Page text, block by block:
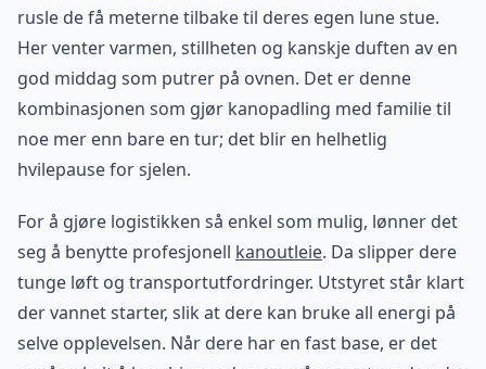
rusle de få meterne tilbake til deres egen lune stue.
Her venter varmen, stillheten og kanskje duften av en
god middag som putrer på ovnen. Det er denne
kombinasjonen som gjør kanopadling med familie til
noe mer enn bare en tur; det blir en helhetlig
hvilepause for sjelen.
For å gjøre logistikken så enkel som mulig, lønner det
seg å benytte profesjonell kanoutleie. Da slipper dere
tunge løft og transportutfordringer. Utstyret står klart
der vannet starter, slik at dere kan bruke all energi på
selve opplevelsen. Når dere har en fast base, er det